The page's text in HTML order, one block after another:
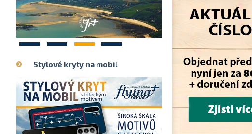
1 2 3 4
Stylové kryty na mobil